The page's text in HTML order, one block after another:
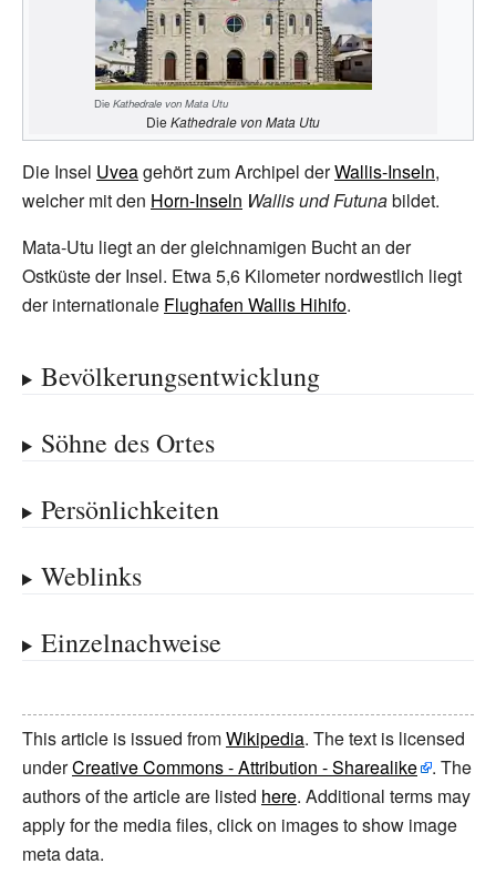
Die Kathedrale von Mata Utu
Die Kathedrale von Mata Utu
Die Insel Uveagehört zum Archipel derWallis-Inseln,
welcher mit den Horn-Inseln Wallis und Futunabildet.
Mata-Utu liegt an der gleichnamigen Bucht an der
Ostküste der Insel. Etwa 5,6 Kilometer nordwestlich liegt
der internationale Flughafen Wallis Hihifo.
Bevölkerungsentwicklung
Söhne des Ortes
Persönlichkeiten
Weblinks
Einzelnachweise
This article is issued fromWikipedia. The text is licensed
underCreative Commons - Attribution - Sharealike
. The
authors of the article are listed here. Additional terms may
apply for the media files, click on images to show image
meta data.